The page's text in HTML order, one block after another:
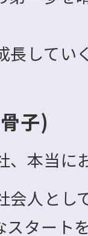
長してい
子)
、本当に
会人とし
スタート